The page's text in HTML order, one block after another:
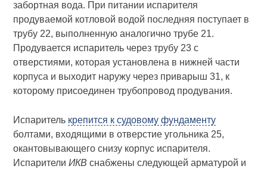
забортная вода. При питании испарителя
продуваемой котловой водой последняя поступает в
трубу 22, выполненную аналогично трубе 21.
Продувается испаритель через трубу 23 с
отверстиями, которая установлена в нижней части
корпуса и выходит наружу через приварыш 31, к
которому присоединен трубопровод продувания.
Испаритель крепится к судовому фундаменту
болтами, входящими в отверстие угольника 25,
окантовывающего снизу корпус испарителя.
ИспарителиИКВ снабжены следующей арматурой и